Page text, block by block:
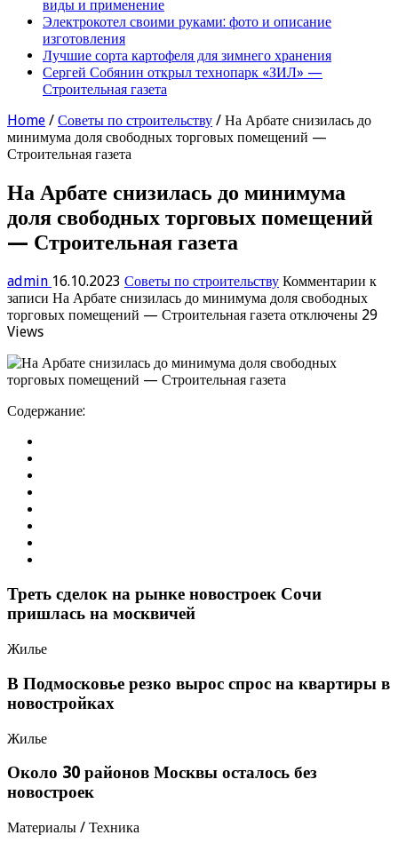
виды и применение
Электрокотел своими руками: фото и описание
изготовления
Лучшие сорта картофеля для зимнего хранения
Сергей Собянин открыл технопарк «ЗИЛ» —
Строительная газета
Home / Советы по строительству / На Арбате снизилась до
минимума доля свободных торговых помещений —
Строительная газета
На Арбате снизилась до минимума
доля свободных торговых помещений
— Строительная газета
admin 16.10.2023 Советы по строительству Комментарии к
записи На Арбате снизилась до минимума доля свободных
торговых помещений — Строительная газета отключены 29
Views
Содержание:
Треть сделок на рынке новостроек Сочи
пришлась на москвичей
Жилье
В Подмосковье резко вырос спрос на квартиры в
новостройках
Жилье
Около 30 районов Москвы осталось без
новостроек
Материалы / Техника